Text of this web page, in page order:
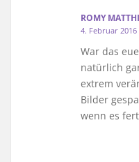
ROMY
4. Februar
War das
natürlich
extrem
Bilder
wenn es